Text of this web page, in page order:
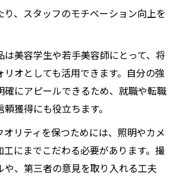
、スタッフのモチベーション向上を
は美容学生や若手美容師にとって、将
オとしても活用できます。自分の強
確にアピールできるため、就職や転職
獲得にも役立ちます。
リティを保つためには、照明やカメ
工にまでこだわる必要があります。撮
や、第三者の意見を取り入れる工夫